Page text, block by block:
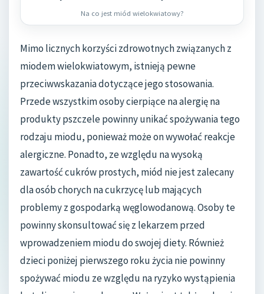
Na co jest miód wielokwiatowy?
Mimo licznych korzyści zdrowotnych związanych z
miodem wielokwiatowym, istnieją pewne
przeciwwskazania dotyczące jego stosowania.
Przede wszystkim osoby cierpiące na alergię na
produkty pszczele powinny unikać spożywania tego
rodzaju miodu, ponieważ może on wywołać reakcje
alergiczne. Ponadto, ze względu na wysoką
zawartość cukrów prostych, miód nie jest zalecany
dla osób chorych na cukrzycę lub mających
problemy z gospodarką węglowodanową. Osoby te
powinny skonsultować się z lekarzem przed
wprowadzeniem miodu do swojej diety. Również
dzieci poniżej pierwszego roku życia nie powinny
spożywać miodu ze względu na ryzyko wystąpienia